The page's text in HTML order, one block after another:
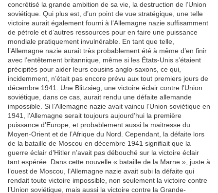
concrétisé la grande ambition de sa vie, la destruction de l’Union
soviétique. Qui plus est, d’un point de vue stratégique, une telle
victoire aurait également fourni à l’Allemagne nazie suffisamment
de pétrole et d’autres ressources pour en faire une puissance
mondiale pratiquement invulnérable. En tant que telle,
l’Allemagne nazie aurait très probablement été à même d’en finir
avec l’entêtement britannique, même si les États-Unis s’étaient
précipités pour aider leurs cousins anglo-saxons, ce qui,
incidemment, n’était pas encore prévu aux tout premiers jours de
décembre 1941. Une Blitzsieg, une victoire éclair contre l’Union
soviétique, dans ce cas, aurait rendu une défaite allemande
impossible. Si l’Allemagne nazie avait vaincu l’Union soviétique en
1941, l’Allemagne serait toujours aujourd’hui la première
puissance d’Europe, et probablement aussi la maitresse du
Moyen-Orient et de l’Afrique du Nord. Cependant, la défaite lors
de la bataille de Moscou en décembre 1941 signifiait que la
guerre éclair d’Hitler n’avait pas débouché sur la victoire éclair
tant espérée. Dans cette nouvelle « bataille de la Marne », juste à
l’ouest de Moscou, l’Allemagne nazie avait subi la défaite qui
rendait toute victoire impossible, non seulement la victoire contre
l’Union soviétique, mais aussi la victoire contre la Grande-